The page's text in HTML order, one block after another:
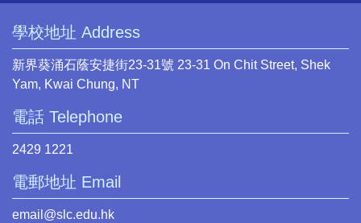
學校地址 Address
新界葵涌石蔭安捷街23-31號 23-31 On Chit Street, Shek
Yam, Kwai Chung, NT
電話 Telephone
2429 1221
電郵地址 Email
email@slc.edu.hk